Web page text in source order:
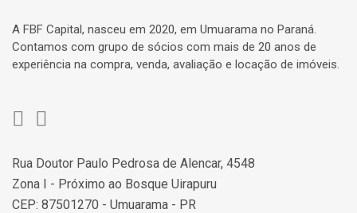
A FBF Capital, nasceu em 2020, em Umuarama no Paraná.
Contamos com grupo de sócios com mais de 20 anos de
experiência na compra, venda, avaliação e locação de imóveis.
Rua Doutor Paulo Pedrosa de Alencar, 4548
Zona I - Próximo ao Bosque Uirapuru
CEP: 87501270 - Umuarama - PR